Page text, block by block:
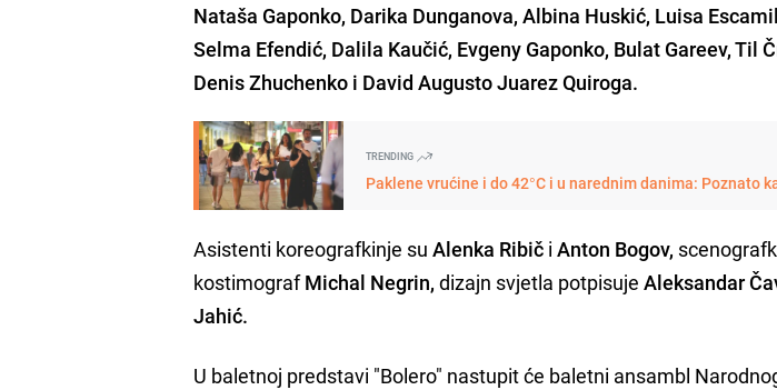
Nataša Gaponko, Darika Dunganova, Albina Huskić, Luisa
Selma Efendić, Dalila Kaučić, Evgeny Gaponko, Bulat Gareev, Til
Denis Zhuchenko i David Augusto Juarez Quiroga.
TRENDING
Paklene vrućine i do 42°C i u narednim danima: Poznato
Asistenti koreografkinje suAlenka Ribič iAnton Bogov,
kostimografMichal Negrin, dizajn svjetla potpisujeAleksandar
Jahić.
U baletnoj predstavi "Bolero" nastupit će baletni ansambl